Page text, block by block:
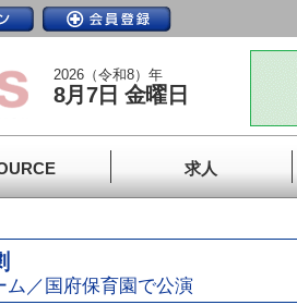
2026（令和8）年
8月7日 金曜日
求人
ム／国府保育園で公演